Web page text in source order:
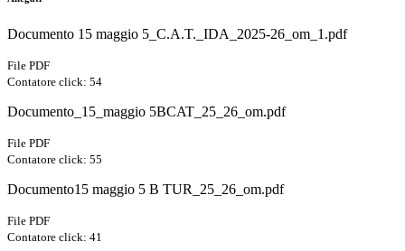
Documento 15 maggio 5_C.A.T._IDA_2025-26_om_1.pdf
File PDF
Contatore click: 54
Documento_15_maggio 5BCAT_25_26_om.pdf
File PDF
Contatore click: 55
Documento15 maggio 5 B TUR_25_26_om.pdf
File PDF
Contatore click: 41